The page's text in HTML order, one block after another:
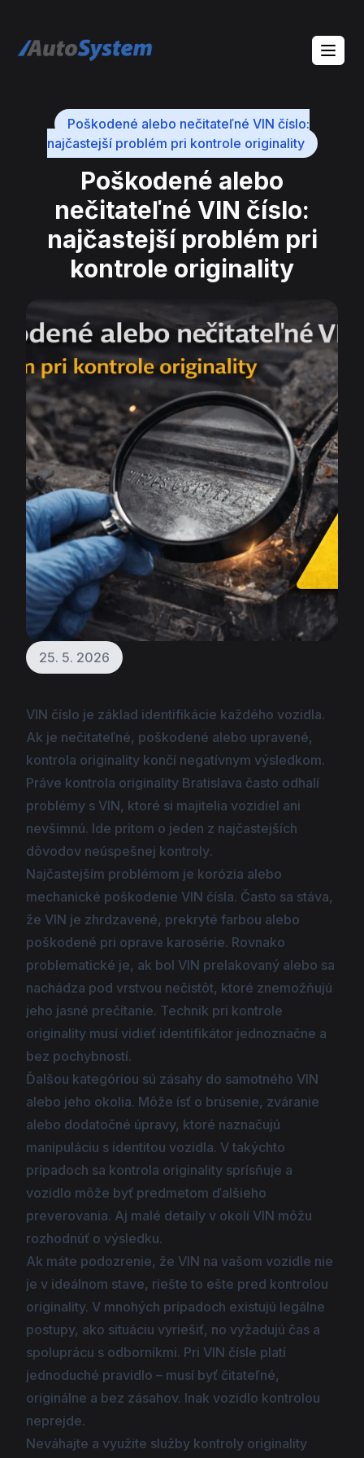
auto-system logo
Poškodené alebo nečitateľné VIN číslo:
najčastejší problém pri kontrole originality
Poškodené alebo
nečitateľné VIN číslo:
najčastejší problém pri
kontrole originality
25. 5. 2026
VIN číslo je základ identifikácie každého vozidla.
Ak je nečitateľné, poškodené alebo upravené,
kontrola originality končí negatívnym výsledkom.
Práve kontrola originality Bratislava často odhalí
problémy s VIN, ktoré si majitelia vozidiel ani
nevšimnú. Ide pritom o jeden z najčastejších
dôvodov neúspešnej kontroly.
Najčastejším problémom je korózia alebo
mechanické poškodenie VIN čísla. Často sa stáva,
že VIN je zhrdzavené, prekryté farbou alebo
poškodené pri oprave karosérie. Rovnako
problematické je, ak bol VIN prelakovaný alebo sa
nachádza pod vrstvou nečistôt, ktoré znemožňujú
jeho jasné prečítanie. Technik pri kontrole
originality musí vidieť identifikátor jednoznačne a
bez pochybností.
Ďalšou kategóriou sú zásahy do samotného VIN
alebo jeho okolia. Môže ísť o brúsenie, zváranie
alebo dodatočné úpravy, ktoré naznačujú
manipuláciu s identitou vozidla. V takýchto
prípadoch sa kontrola originality sprísňuje a
vozidlo môže byť predmetom ďalšieho
preverovania. Aj malé detaily v okolí VIN môžu
rozhodnúť o výsledku.
Ak máte podozrenie, že VIN na vašom vozidle nie
je v ideálnom stave, riešte to ešte pred kontrolou
originality. V mnohých prípadoch existujú legálne
postupy, ako situáciu vyriešiť, no vyžadujú čas a
spoluprácu s odborníkmi. Pri VIN čísle platí
jednoduché pravidlo – musí byť čitateľné,
originálne a bez zásahov. Inak vozidlo kontrolou
neprejde.
Neváhajte a využite služby kontroly originality